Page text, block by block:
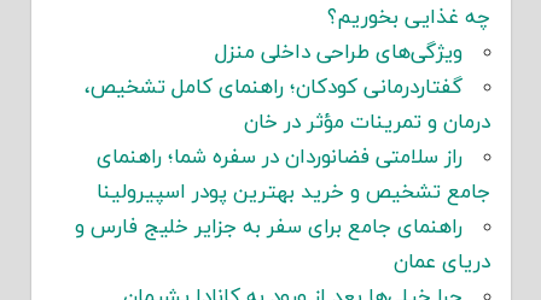
چه غذایی بخوریم؟
ویژگی‌های طراحی داخلی منزل
گفتاردرمانی کودکان؛ راهنمای کامل تشخیص،
درمان و تمرینات مؤثر در خان
راز سلامتی فضانوردان در سفره شما؛ راهنمای
جامع تشخیص و خرید بهترین پودر اسپیرولینا
راهنمای جامع برای سفر به جزایر خلیج فارس و
دریای عمان